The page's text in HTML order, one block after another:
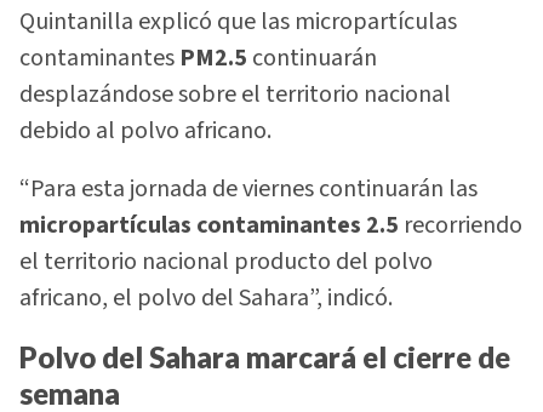
Quintanilla explicó que las micropartículas
contaminantes PM2.5 continuarán
desplazándose sobre el territorio nacional
debido al polvo africano.
“Para esta jornada de viernes continuarán las
micropartículas contaminantes 2.5 recorriendo
el territorio nacional producto del polvo
africano, el polvo del Sahara”, indicó.
Polvo del Sahara marcará el cierre de
semana